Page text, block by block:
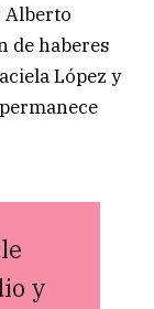
de haberes
López y
y